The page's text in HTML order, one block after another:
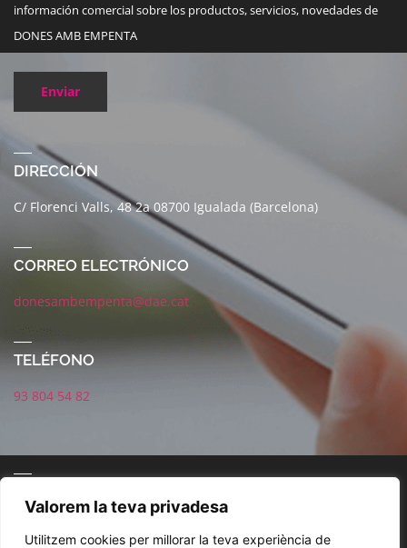
Valorem la teva privadesa
Utilitzem cookies per millorar la teva experiència de
información comercial sobre los productos, servicios, novedades de
DONES AMB EMPENTA
Enviar
DIRECCIÓN
C/ Florenci Valls, 48 2a 08700 Igualada (Barcelona)
CORREO ELECTRÓNICO
donesambempenta@dae.cat
TELÉFONO
93 804 54 82